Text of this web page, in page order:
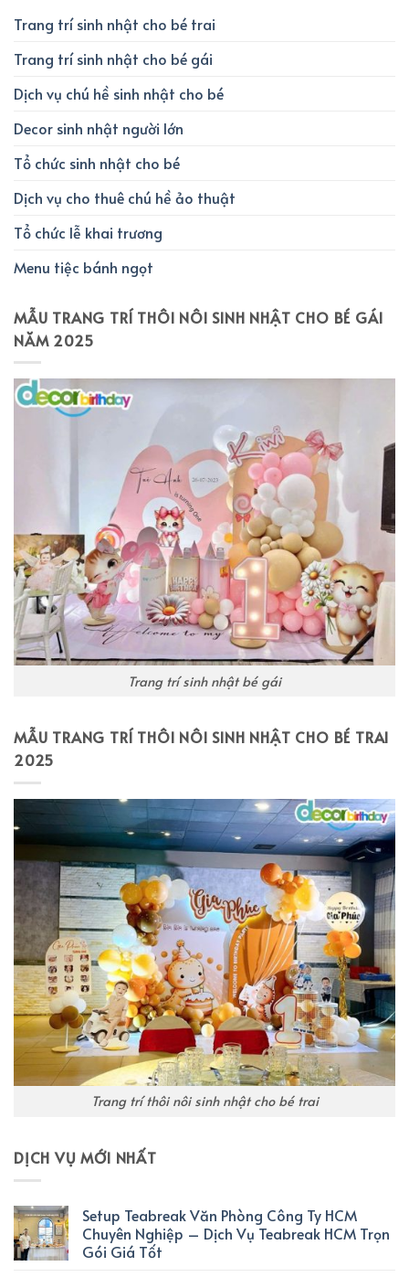
Trang trí sinh nhật cho bé trai
Trang trí sinh nhật cho bé gái
Dịch vụ chú hề sinh nhật cho bé
Decor sinh nhật người lớn
Tổ chức sinh nhật cho bé
Dịch vụ cho thuê chú hề ảo thuật
Tổ chức lễ khai trương
Menu tiệc bánh ngọt
MẪU TRANG TRÍ THÔI NÔI SINH NHẬT CHO BÉ GÁI
NĂM 2025
Trang trí sinh nhật bé gái
MẪU TRANG TRÍ THÔI NÔI SINH NHẬT CHO BÉ TRAI
2025
Trang trí thôi nôi sinh nhật cho bé trai
DỊCH VỤ MỚI NHẤT
Setup Teabreak Văn Phòng Công Ty HCM
Chuyên Nghiệp – Dịch Vụ Teabreak HCM Trọn
Gói Giá Tốt